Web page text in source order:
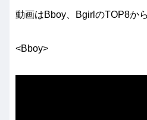
動画はBboy、BgirlのTOP8か
<Bboy>